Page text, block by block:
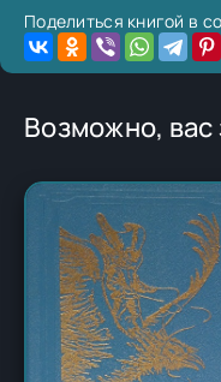
Поделиться книгой в
Возможно, вас